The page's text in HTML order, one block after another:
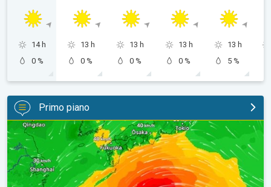
14 h
0 %
13 h
0 %
13 h
0 %
13 h
0 %
13 h
5 %
Primo piano
Tifone verso il Giappone. Cronaca Estera. . .